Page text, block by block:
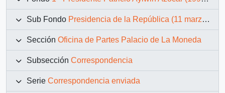
Sub Fondo Presidencia de la República (11 marzo 1990 – 11 marzo 1994)
Sección Oficina de Partes Palacio de La Moneda
Subsección Correspondencia
Serie Correspondencia enviada